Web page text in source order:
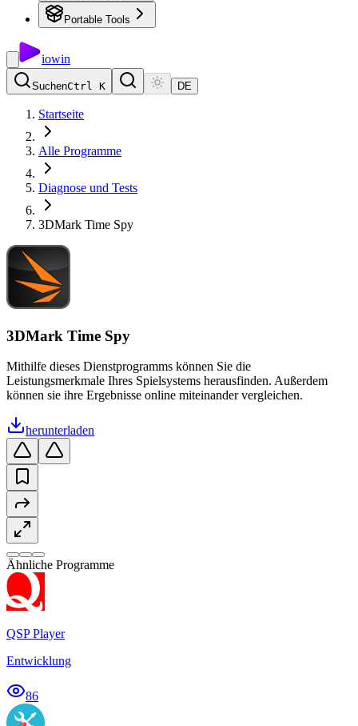
Portable Tools
iowin
SuchenCtrl K DE
Startseite
Alle Programme
Diagnose und Tests
3DMark Time Spy
3DMark Time Spy
Mithilfe dieses Dienstprogramms können Sie die
Leistungsmerkmale Ihres Spielsystems herausfinden. Außerdem
können sie ihre Ergebnisse online miteinander vergleichen.
herunterladen
Ähnliche Programme
QSP Player
Entwicklung
86